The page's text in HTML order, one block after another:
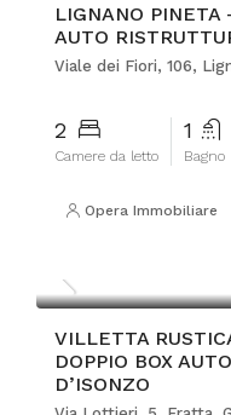
LIGNANO PINETA
AUTO
Viale dei Fiori, 106,
2
Camere da letto
1
Bagno
Opera Immobiliare
VILLETTA
DOPPIO BOX
D’ISONZO